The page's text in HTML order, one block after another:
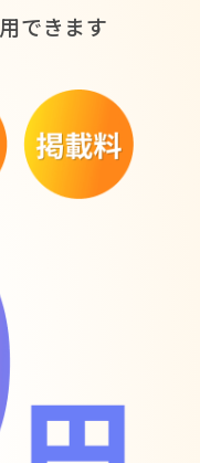
できます